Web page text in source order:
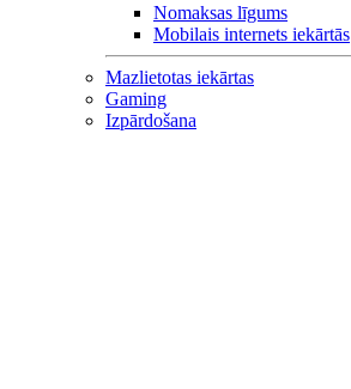
Nomaksas līgums
Mobilais internets iekārtās
Mazlietotas iekārtas
Gaming
Izpārdošana